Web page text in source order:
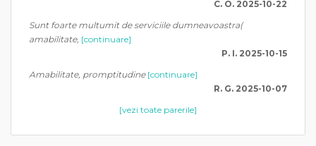
C. O. 2025-10-22
Sunt foarte multumit de serviciile dumneavoastra(
amabilitate, [continuare]
P. I. 2025-10-15
Amabilitate, promptitudine [continuare]
R. G. 2025-10-07
[vezi toate parerile]